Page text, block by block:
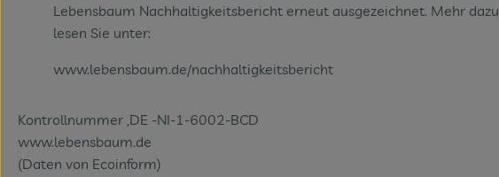
Lebensbaum Nachhaltigkeitsbericht erneut ausgezeichnet. Mehr dazu
lesen Sie unter:
www.lebensbaum.de/nachhaltigkeitsbericht
Kontrollnummer ,DE -NI-1-6002-BCD
www.lebensbaum.de
(Daten von Ecoinform)